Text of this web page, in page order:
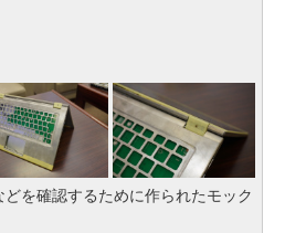
を確認するために作られたモック